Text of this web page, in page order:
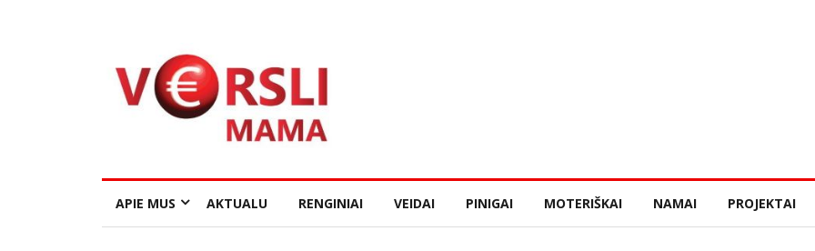
APIE MUS AKTUALU RENGINIAI VEIDAI PINIGAI MOTERIŠKAI NAMAI PROJEKTAI